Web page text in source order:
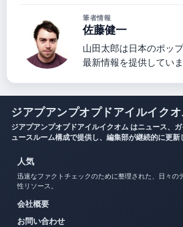
筆者情報
佐藤健一
山田太郎は日本のポッ
最新情報を提供してい
ジアプアンプオプドアイルイク
ジアプアンプオプドアイルイクオム はニュース、
ュースルーム構成で提供し、編集部が継続的に更新
人気
迅速なファクトチェックのために整理された、日々の
性リソース。
会社概要
お問い合わせ